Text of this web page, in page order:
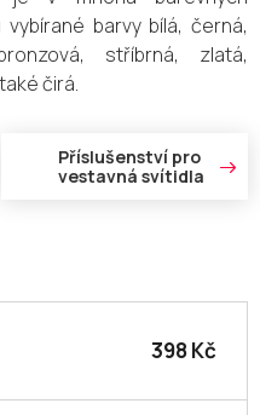
barvy bílá, černá,
stříbrná, zlatá,
čirá.
Příslušenství pro
vestavná svítidla
398 Kč